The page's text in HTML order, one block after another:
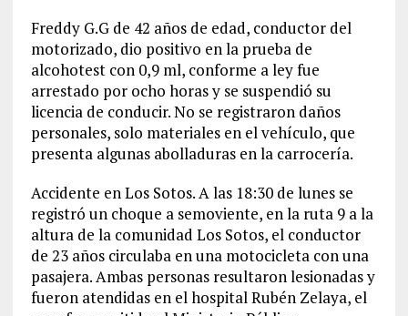
Freddy G.G de 42 años de edad, conductor del
motorizado, dio positivo en la prueba de
alcohotest con 0,9 ml, conforme a ley fue
arrestado por ocho horas y se suspendió su
licencia de conducir. No se registraron daños
personales, solo materiales en el vehículo, que
presenta algunas abolladuras en la carrocería.
Accidente en Los Sotos. A las 18:30 de lunes se
registró un choque a semoviente, en la ruta 9 a la
altura de la comunidad Los Sotos, el conductor
de 23 años circulaba en una motocicleta con una
pasajera. Ambas personas resultaron lesionadas y
fueron atendidas en el hospital Rubén Zelaya, el